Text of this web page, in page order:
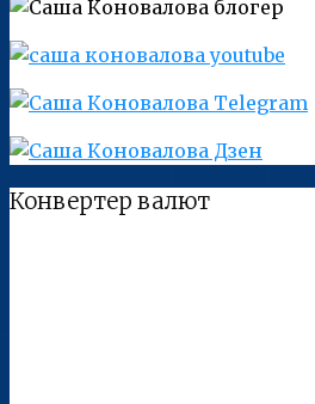
Конвертер валют